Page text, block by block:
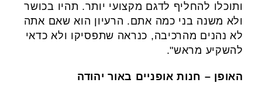
ותוכלו להחליף לדגם מקצועי יותר. תהיו בכושר
ולא משנה בני כמה אתם. הרעיון הוא שאם אתה
לא נהנים מהרכיבה, כנראה שתפסיקו ולא כדאי
להשקיע מראש".
האופן – חנות אופניים באור יהודה